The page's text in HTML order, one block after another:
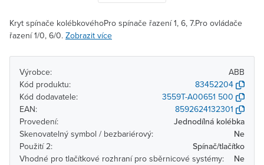
Kryt spínače kolébkovéhoPro spínače řazení 1, 6, 7.Pro ovládače
řazení 1/0, 6/0. Zobrazit více
Výrobce:
ABB
Kód produktu:
83452204
Kód dodavatele:
3559T-A00651 500
EAN:
8592624132301
Provedení:
Jednodílná kolébka
Skenovatelný symbol / bezbariérový:
Ne
Použití 2:
Spínač/tlačítko
Vhodné pro tlačítkové rozhraní pro sběrnicové systémy:
Ne